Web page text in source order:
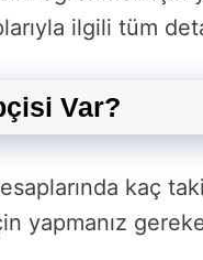
ilgili tüm
Var?
kaç
yapmanız